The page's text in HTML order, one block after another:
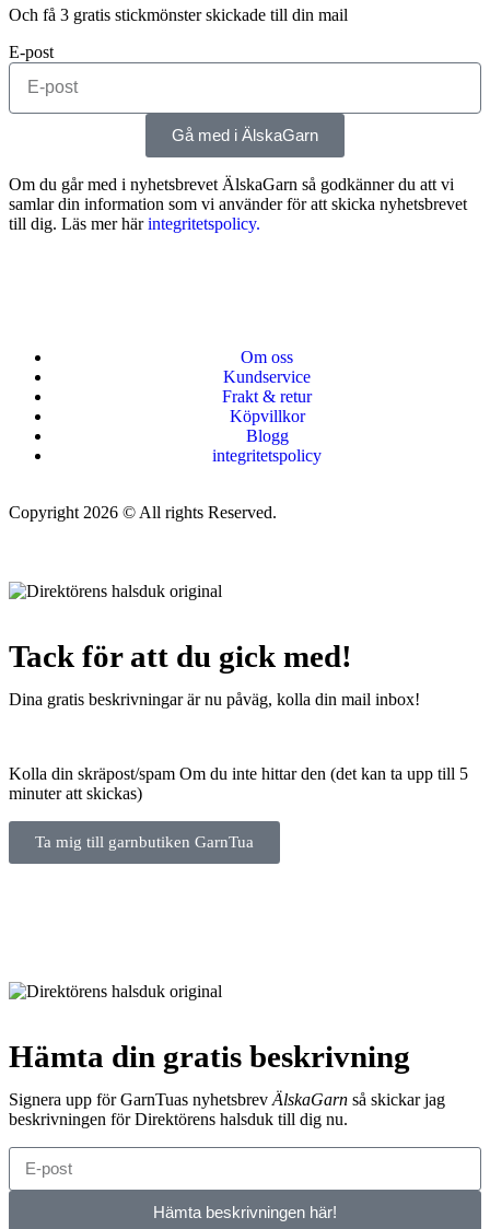
Och få 3 gratis stickmönster skickade till din mail
E-post
Gå med i ÄlskaGarn
Om du går med i nyhetsbrevet ÄlskaGarn så godkänner du att vi
samlar din information som vi använder för att skicka nyhetsbrevet
till dig. Läs mer härintegritetspolicy.
Om oss
Kundservice
Frakt & retur
Köpvillkor
Blogg
integritetspolicy
Copyright 2026 © All rights Reserved.
Tack för att du gick med!
Dina gratis beskrivningar är nu påväg, kolla din mail inbox!
Kolla din skräpost/spam Om du inte hittar den (det kan ta upp till 5
minuter att skickas)
Ta mig till garnbutiken GarnTua
Hämta din gratis beskrivning
Signera upp för GarnTuas nyhetsbrev ÄlskaGarn så skickar jag
beskrivningen för Direktörens halsduk till dig nu.
Hämta beskrivningen här!